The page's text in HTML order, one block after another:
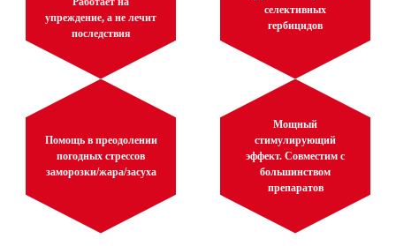
упреждение, а не лечит
последствия
Помощь в преодолении
погодных стрессов
заморозки/жара/засуха
селективных
гербицидов
Мощный
стимулирующий
эффект. Совместим с
большинством
препаратов